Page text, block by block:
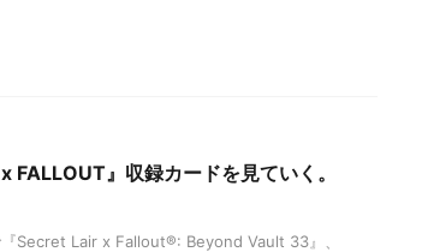
FALLOUT』収録カードを見ていく。
Secret Lair x Fallout®: Beyond Vault 33』、